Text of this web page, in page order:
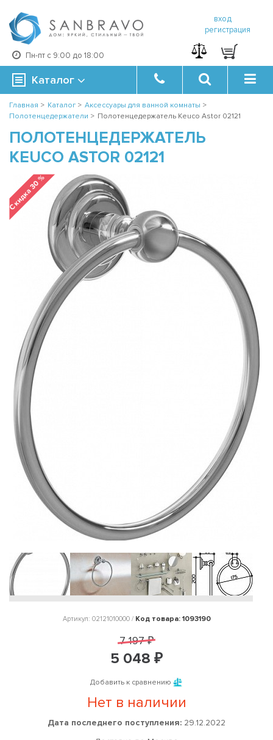
Пн-пт с 9:00 до 18:00
вход
регистрация
Каталог
Главная > Каталог > Аксессуары для ванной комнаты >
Полотенцедержатели > Полотенцедержатель Keuco Astor 02121
ПОЛОТЕНЦЕДЕРЖАТЕЛЬ
KEUCO ASTOR 02121
Скидка 30 %
Артикул: 02121010000 / Код товара: 1093190
7 197 ₽
5 048 ₽
Добавить к сравнению
Нет в наличии
Дата последнего поступления: 29.12.2022